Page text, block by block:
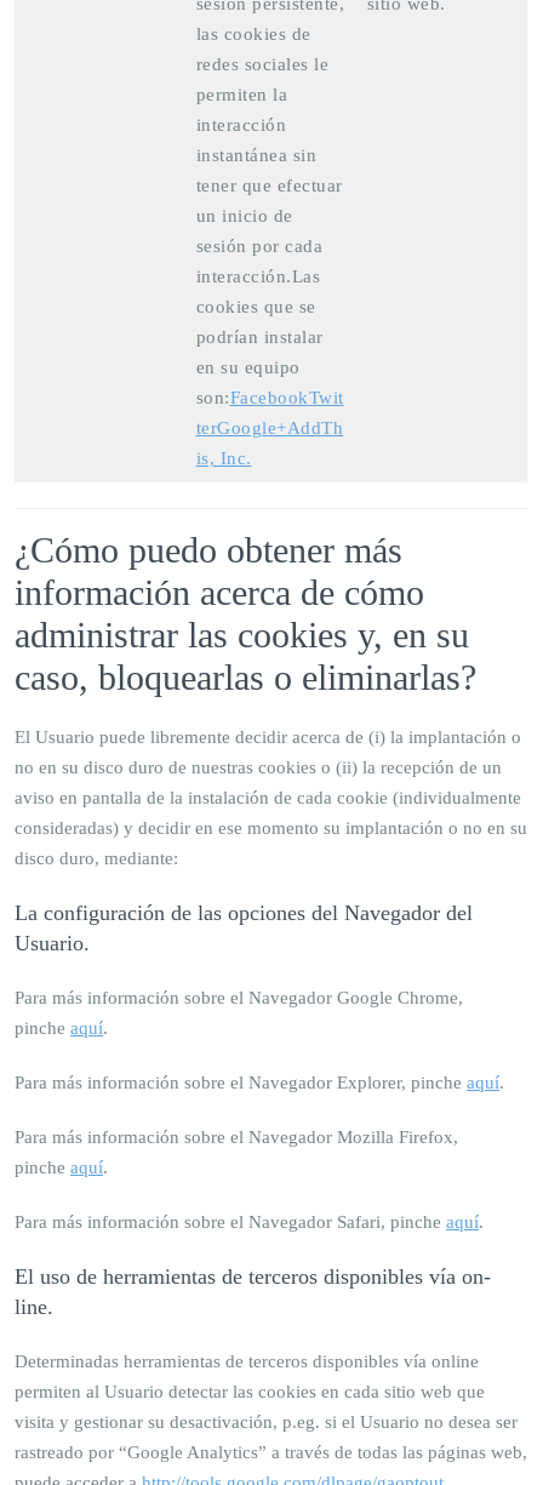
las cookies de
redes sociales le
permiten la
interacción
instantánea sin
tener que efectuar
un inicio de
sesión por cada
interacción.Las
cookies que se
podrían instalar
en su equipo
son:FacebookTwit
terGoogle+AddTh
is, Inc.
¿Cómo puedo obtener más
información acerca de cómo
administrar las cookies y, en su
caso, bloquearlas o eliminarlas?
El Usuario puede libremente decidir acerca de (i) la implantación o
no en su disco duro de nuestras cookies o (ii) la recepción de un
aviso en pantalla de la instalación de cada cookie (individualmente
consideradas) y decidir en ese momento su implantación o no en su
disco duro, mediante:
La configuración de las opciones del Navegador del
Usuario.
Para más información sobre el Navegador Google Chrome,
pinche aquí.
Para más información sobre el Navegador Explorer, pinche aquí.
Para más información sobre el Navegador Mozilla Firefox,
pinche aquí.
Para más información sobre el Navegador Safari, pinche aquí.
El uso de herramientas de terceros disponibles vía on-
line.
Determinadas herramientas de terceros disponibles vía online
permiten al Usuario detectar las cookies en cada sitio web que
visita y gestionar su desactivación, p.eg. si el Usuario no desea ser
rastreado por “Google Analytics” a través de todas las páginas web,